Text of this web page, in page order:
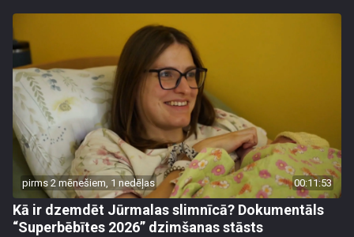
pirms 2 mēnešiem, 1 nedēļas 00:11:53
Kā ir dzemdēt Jūrmalas slimnīcā? Dokumentāls
“Superbēbītes 2026” dzimšanas stāsts